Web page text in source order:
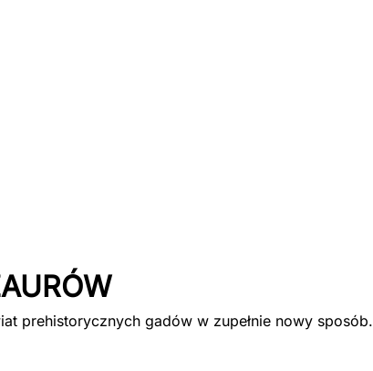
prehistorycznych gadów w zupełnie nowy sposób.